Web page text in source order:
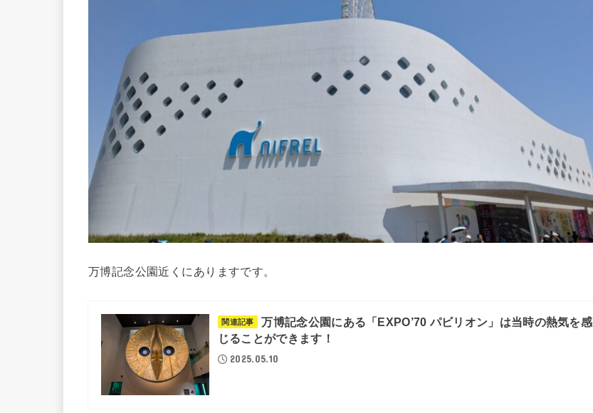
万博記念公園近くにありますです。
関連記事
万博記念公園にある「EXPO’70 パビリオン」は当時の熱気を感
じることができます！
2025.05.10